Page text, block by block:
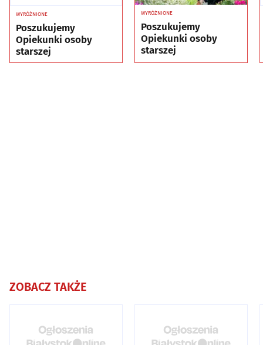
WYRÓŻNIONE
Poszukujemy
Opiekunki osoby
starszej
WYRÓŻNIONE
Poszukujemy
Opiekunki osoby
starszej
ZOBACZ TAKŻE